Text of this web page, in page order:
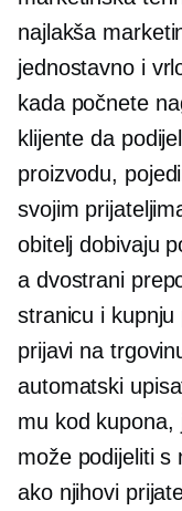
najlakša
jednostavno i
kada počnete
klijente da
proizvodu,
svojim
obitelj dobivaju
a dvostrani
stranicu i
prijavi na
automatski
mu kod kupona,
može podijeliti s
ako njihovi